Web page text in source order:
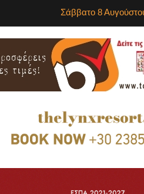
Σάββατο 8